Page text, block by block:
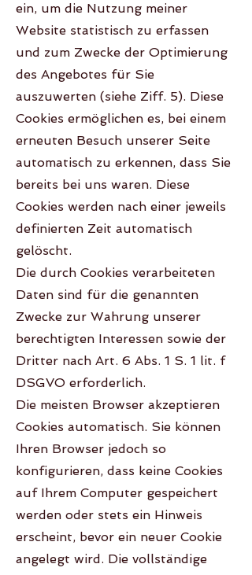
ein, um die Nutzung meiner
Website statistisch zu erfassen
und zum Zwecke der Optimierung
des Angebotes für Sie
auszuwerten (siehe Ziff. 5). Diese
Cookies ermöglichen es, bei einem
erneuten Besuch unserer Seite
automatisch zu erkennen, dass Sie
bereits bei uns waren. Diese
Cookies werden nach einer jeweils
definierten Zeit automatisch
gelöscht.
Die durch Cookies verarbeiteten
Daten sind für die genannten
Zwecke zur Wahrung unserer
berechtigten Interessen sowie der
Dritter nach Art. 6 Abs. 1 S. 1 lit. f
DSGVO erforderlich.
Die meisten Browser akzeptieren
Cookies automatisch. Sie können
Ihren Browser jedoch so
konfigurieren, dass keine Cookies
auf Ihrem Computer gespeichert
werden oder stets ein Hinweis
erscheint, bevor ein neuer Cookie
angelegt wird. Die vollständige